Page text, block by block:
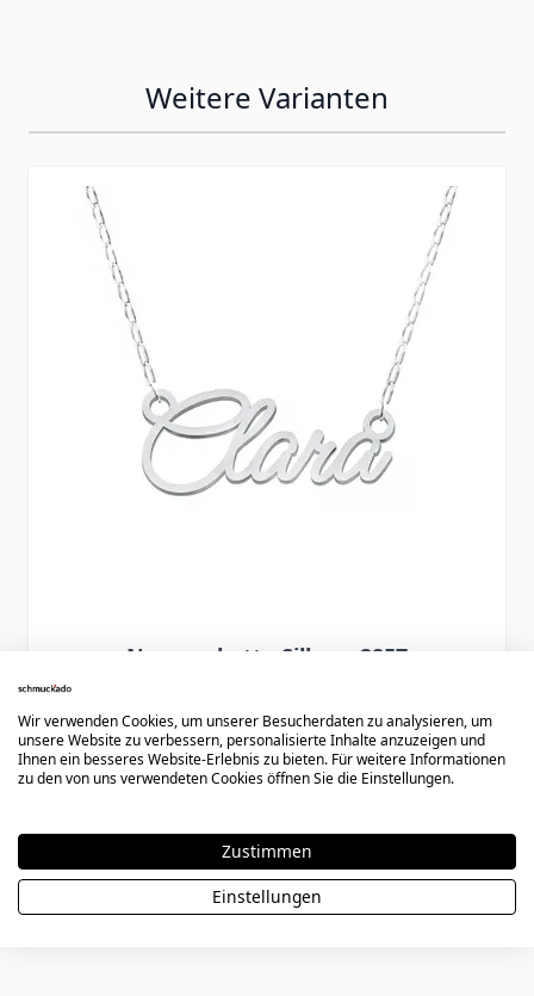
Weitere Varianten
Namenskette Silber - 2857
69,90 €
Wir verwenden Cookies, um unserer Besucherdaten zu analysieren, um
unsere Website zu verbessern, personalisierte Inhalte anzuzeigen und
Ihnen ein besseres Website-Erlebnis zu bieten. Für weitere Informationen
zu den von uns verwendeten Cookies öffnen Sie die Einstellungen.
Zustimmen
Einstellungen